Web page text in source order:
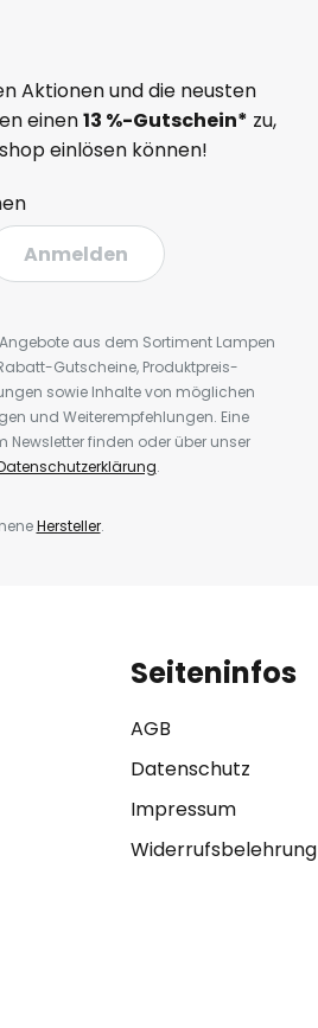
Aktionen und die neusten
einen13 %-Gutschein* zu,
einlösen können!
Anmelden
aus dem Sortiment Lampen
Gutscheine, Produktpreis-
sowie Inhalte von möglichen
und Weiterempfehlungen. Eine
finden oder über unser
.
Hersteller.
Seiteninfos
AGB
Datenschutz
Impressum
Widerrufsbelehrung